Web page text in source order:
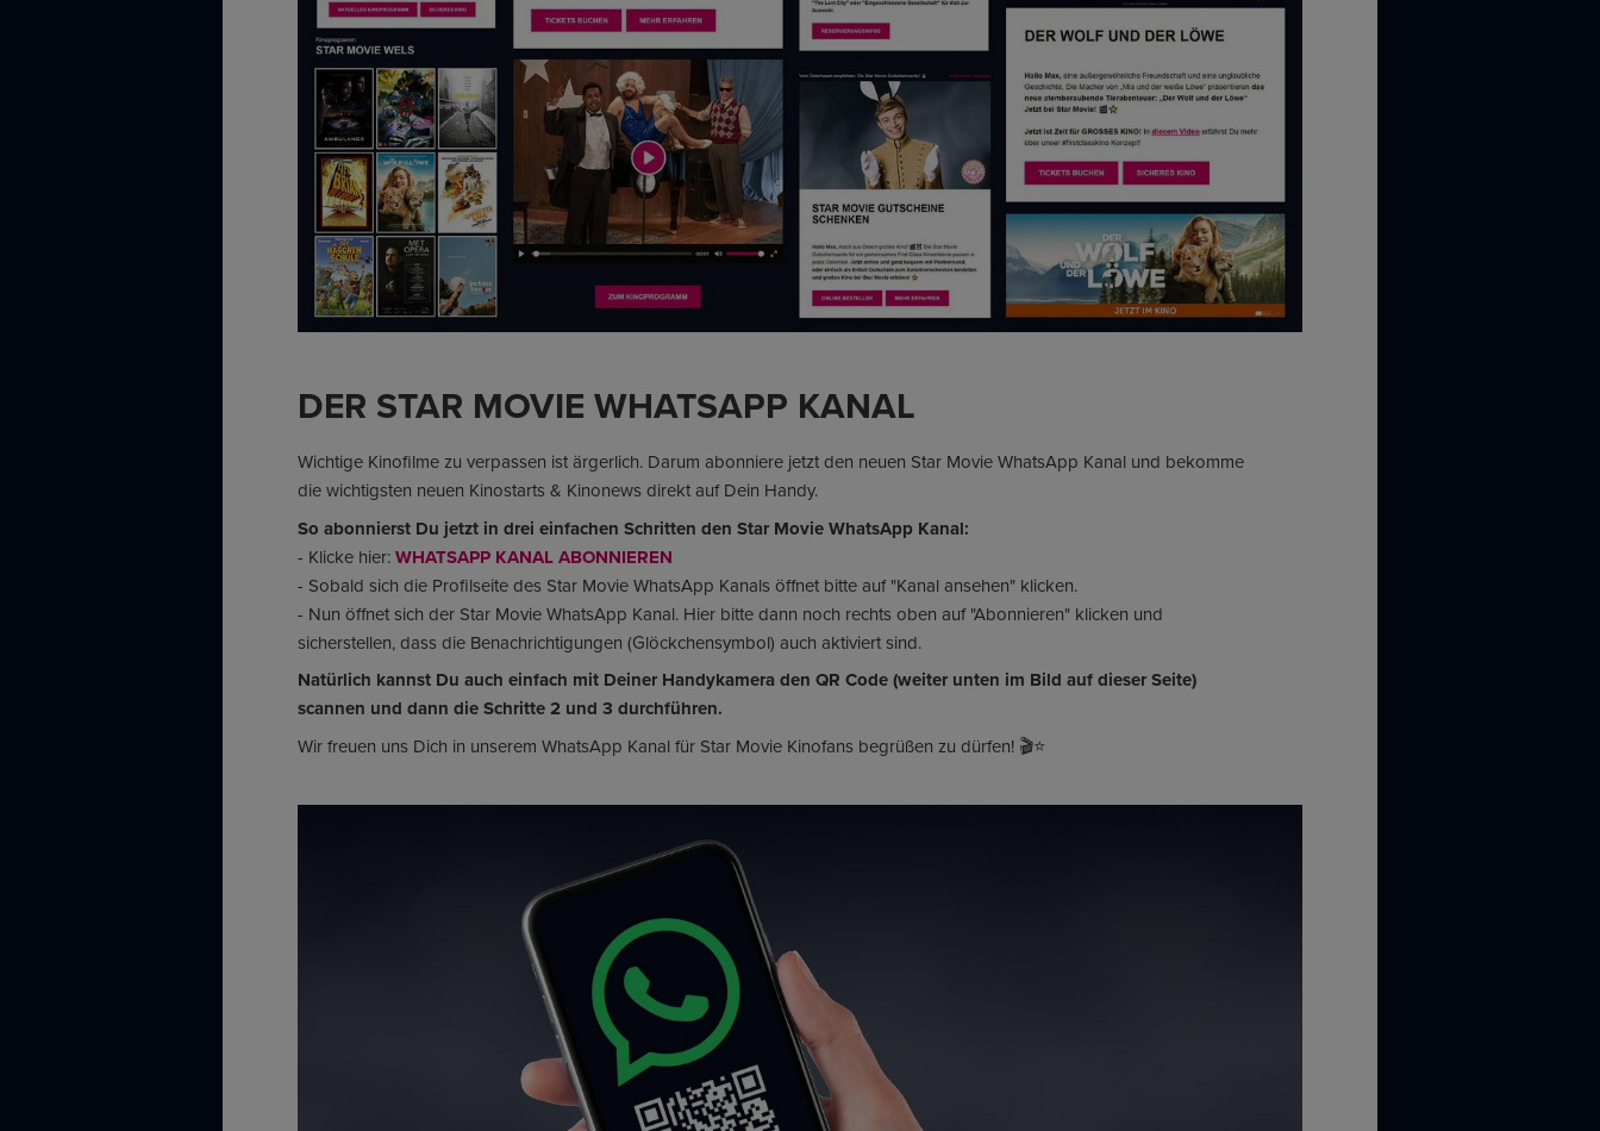
DER STAR MOVIE WHATSAPP KANAL
Wichtige Kinofilme zu verpassen ist ärgerlich. Darum abonniere jetzt den neuen Star Movie WhatsApp Kanal und bekomme
die wichtigsten neuen Kinostarts & Kinonews direkt auf Dein Handy.
So abonnierst Du jetzt in drei einfachen Schritten den Star Movie WhatsApp Kanal:
- Klicke hier:WHATSAPP KANAL ABONNIEREN
- Sobald sich die Profilseite des Star Movie WhatsApp Kanals öffnet bitte auf "Kanal ansehen" klicken.
- Nun öffnet sich der Star Movie WhatsApp Kanal. Hier bitte dann noch rechts oben auf "Abonnieren" klicken und
sicherstellen, dass die Benachrichtigungen (Glöckchensymbol) auch aktiviert sind.
Natürlich kannst Du auch einfach mit Deiner Handykamera den QR Code (weiter unten im Bild auf dieser Seite)
scannen und dann die Schritte 2 und 3 durchführen.
Wir freuen uns Dich in unserem WhatsApp Kanal für Star Movie Kinofans begrüßen zu dürfen! 🎬⭐